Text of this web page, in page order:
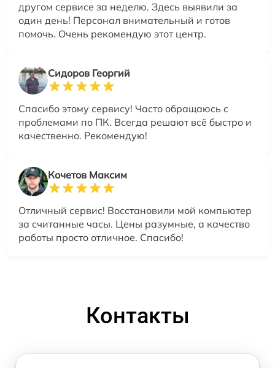
другом сервисе за неделю. Здесь выявили за
один день! Персонал внимательный и готов
помочь. Очень рекомендую этот центр.
Сидоров Георгий
Спасибо этому сервису! Часто обращаюсь с
проблемами по ПК. Всегда решают всё быстро и
качественно. Рекомендую!
Кочетов Максим
Отличный сервис! Восстановили мой компьютер
за считанные часы. Цены разумные, а качество
работы просто отличное. Спасибо!
Контакты